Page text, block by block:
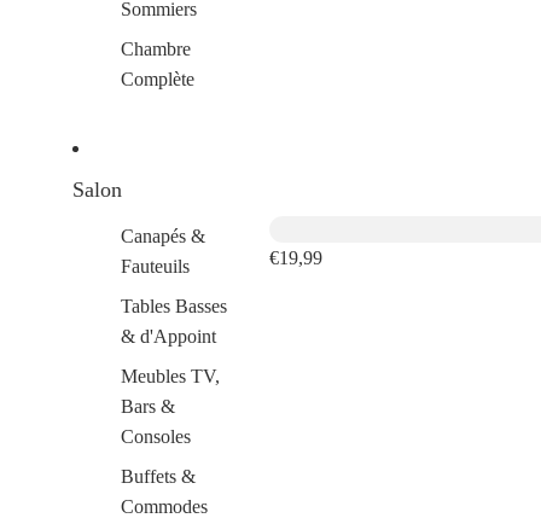
Sommiers
Chambre
Complète
Salon
Canapés &
Fauteuils
Tables Basses
& d'Appoint
Meubles TV,
Bars &
Consoles
Buffets &
Commodes
€19,99